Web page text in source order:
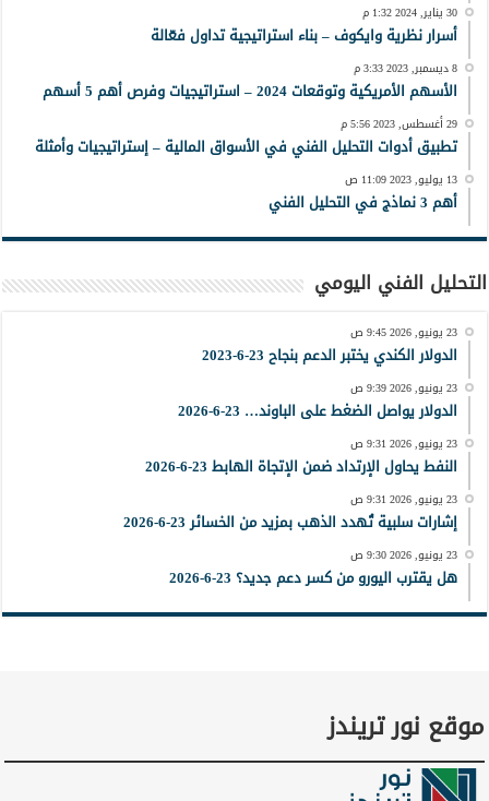
30 يناير, 2024 1:32 م
أسرار نظرية وايكوف – بناء استراتيجية تداول فعّالة
8 ديسمبر, 2023 3:33 م
الأسهم الأمريكية وتوقعات 2024 – استراتيجيات وفرص أهم 5 أسهم
29 أغسطس, 2023 5:56 م
تطبيق أدوات التحليل الفني في الأسواق المالية – إستراتيجيات وأمثلة
13 يوليو, 2023 11:09 ص
أهم 3 نماذج في التحليل الفني
التحليل الفني اليومي
23 يونيو, 2026 9:45 ص
الدولار الكندي يختبر الدعم بنجاح 23-6-2023
23 يونيو, 2026 9:39 ص
الدولار يواصل الضغط على الباوند… 23-6-2026
23 يونيو, 2026 9:31 ص
النفط يحاول الإرتداد ضمن الإتجاة الهابط 23-6-2026
23 يونيو, 2026 9:31 ص
إشارات سلبية تُهدد الذهب بمزيد من الخسائر 23-6-2026
23 يونيو, 2026 9:30 ص
هل يقترب اليورو من كسر دعم جديد؟ 23-6-2026
موقع نور تريندز